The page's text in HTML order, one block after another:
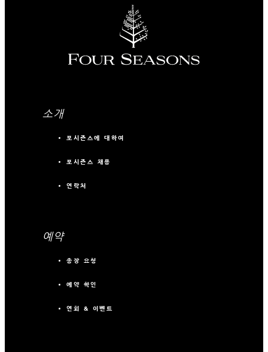
소개
포시즌스에 대하여
포시즌스 채용
연락처
예약
송장 요청
예약 확인
연회 & 이벤트